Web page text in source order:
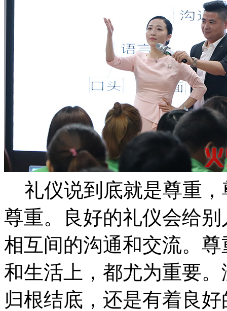
礼仪说到底就是尊重，
尊重。良好的礼仪会给
相互间的沟通和交流。
和生活上，都尤为重要
归根结底，还是有着良